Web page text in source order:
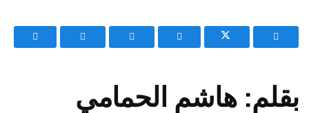
بقلم: هاشم الحمامي